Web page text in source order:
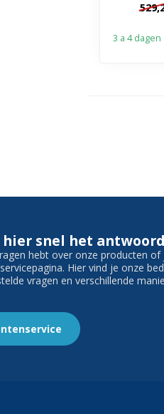
3 a 4 dagen
snel het
hebt over onze producten
Hier vind je onze
vragen en verschillende